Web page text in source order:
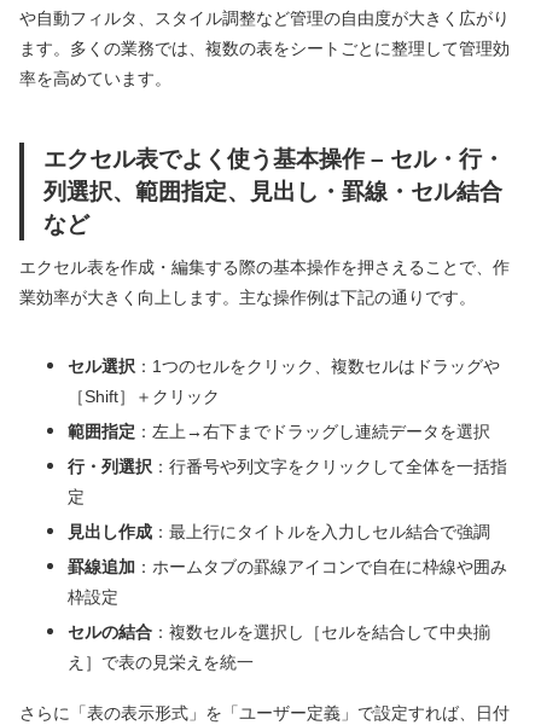
や自動フィルタ、スタイル調整など管理の自由度が大きく広がり
ます。多くの業務では、複数の表をシートごとに整理して管理効
率を高めています。
エクセル表でよく使う基本操作 – セル・行・
列選択、範囲指定、見出し・罫線・セル結合
など
エクセル表を作成・編集する際の基本操作を押さえることで、作
業効率が大きく向上します。主な操作例は下記の通りです。
セル選択 ：1つのセルをクリック、複数セルはドラッグや
［Shift］＋クリック
範囲指定 ：左上→右下までドラッグし連続データを選択
行・列選択 ：行番号や列文字をクリックして全体を一括指
定
見出し作成 ：最上行にタイトルを入力しセル結合で強調
罫線追加 ：ホームタブの罫線アイコンで自在に枠線や囲み
枠設定
セルの結合 ：複数セルを選択し［セルを結合して中央揃
え］で表の見栄えを統一
さらに「表の表示形式」を「ユーザー定義」で設定すれば、日付